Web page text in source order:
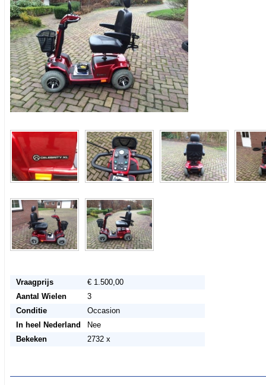
Vraagprijs
€ 1.500,00
Aantal Wielen
3
Conditie
Occasion
In heel Nederland
Nee
Bekeken
2732 x